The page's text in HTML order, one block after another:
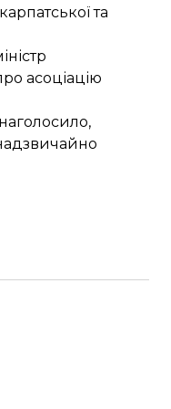
та
асоціацію
наголосило,